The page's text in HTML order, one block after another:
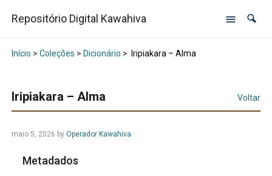
Repositório Digital Kawahiva
Início > Coleções > Dicionário > Iripiakara – Alma
Iripiakara – Alma Voltar
maio 5, 2026 by Operador Kawahiva
Metadados